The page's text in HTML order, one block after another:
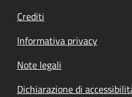
Crediti
Informativa privacy
Note legali
Dichiarazione di